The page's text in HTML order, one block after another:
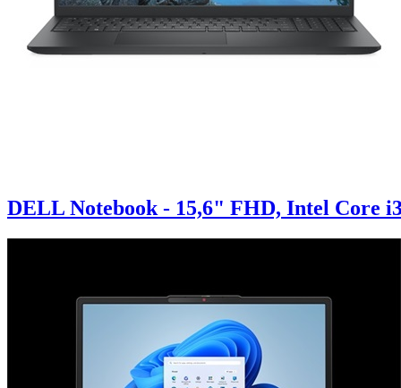
DELL Notebook - 15,6" FHD, Intel Core